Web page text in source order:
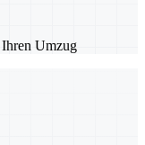
Umzug